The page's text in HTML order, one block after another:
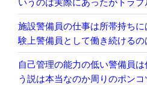
施設警備員の仕事は所帯持ち
験上警備員として働き続けるの
自己管理の能力の低い警備員
う説は本当なのか周りのポン